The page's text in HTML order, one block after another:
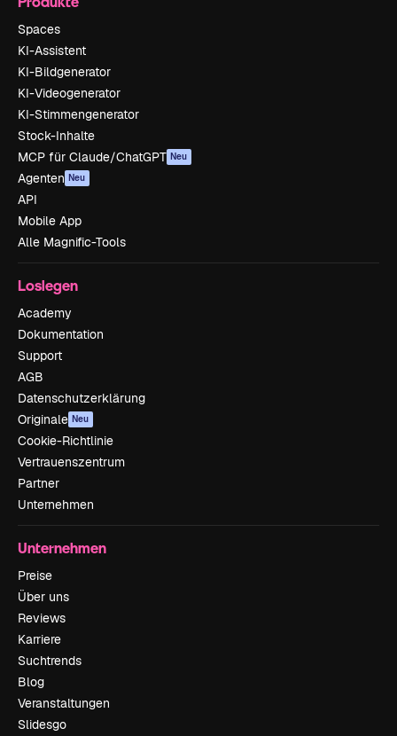
Spaces
KI-Assistent
KI-Bildgenerator
KI-Videogenerator
KI-Stimmengenerator
Stock-Inhalte
MCP für Claude/ChatGPT Neu
Agenten Neu
API
Mobile App
Alle Magnific-Tools
Loslegen
Academy
Dokumentation
Support
AGB
Datenschutzerklärung
Originale Neu
Cookie-Richtlinie
Vertrauenszentrum
Partner
Unternehmen
Unternehmen
Preise
Über uns
Reviews
Karriere
Suchtrends
Blog
Veranstaltungen
Slidesgo